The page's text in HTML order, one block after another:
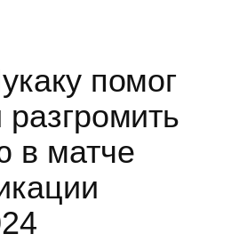
помог
разгромить
в матче